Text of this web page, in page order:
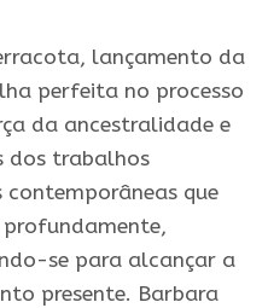
lançamento da
perfeita no processo
da ancestralidade e
dos trabalhos
que
se para alcançar a
presente. Barbara